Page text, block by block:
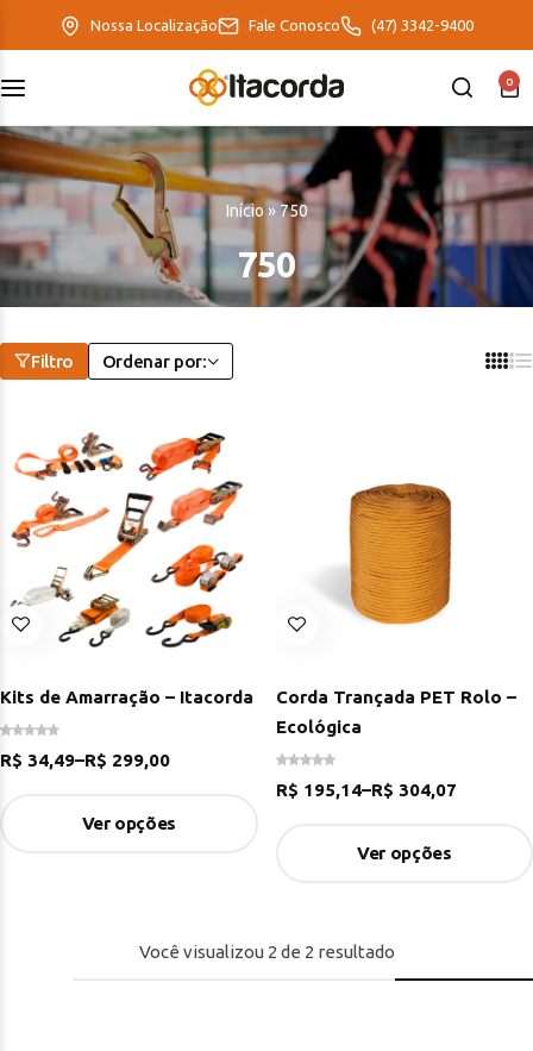
Nossa Localização Fale Conosco (47) 3342-9400
0
Início » 750
750
Filtro Ordenar por:
Kits de Amarração – Itacorda
R$ 34,49–R$ 299,00
Ver opções
Corda Trançada PET Rolo –
Ecológica
R$ 195,14–R$ 304,07
Ver opções
Você visualizou 2 de 2 resultado
EcoFriendly
ItaMaxx